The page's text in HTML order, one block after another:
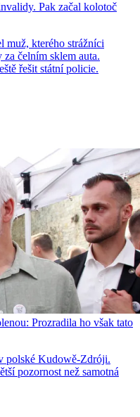
Pak začal kolotoč
muž, kterého strážníci
čelním sklem auta.
řešit státní policie.
Prozradila ho však tato
polské Kudowě-Zdróji.
pozornost než samotná